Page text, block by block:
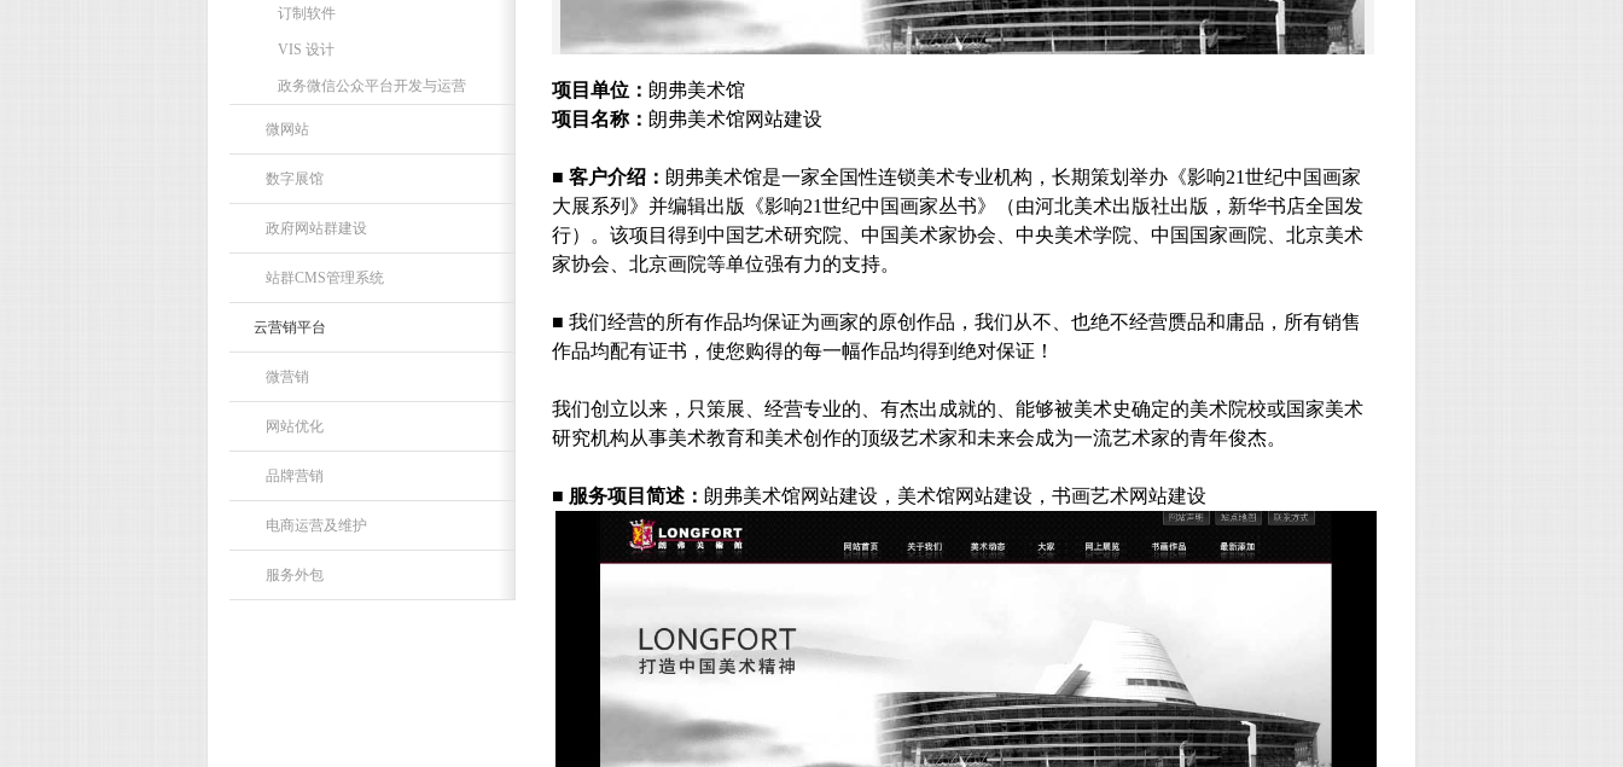
订制软件
VIS 设计
政务微信公众平台开发与运营
微网站
数字展馆
政府网站群建设
站群CMS管理系统
云营销平台
微营销
网站优化
品牌营销
电商运营及维护
服务外包
项目单位： 朗弗美术馆
项目名称： 朗弗美术馆网站建设
■ 客户介绍： 朗弗美术馆是一家全国性连锁美术专业机构，长期策划举办《影响21世纪中国画家
大展系列》并编辑出版《影响21世纪中国画家丛书》（由河北美术出版社出版，新华书店全国发
行）。该项目得到中国艺术研究院、中国美术家协会、中央美术学院、中国国家画院、北京美术
家协会、北京画院等单位强有力的支持。
■ 我们经营的所有作品均保证为画家的原创作品，我们从不、也绝不经营赝品和庸品，所有销售
作品均配有证书，使您购得的每一幅作品均得到绝对保证！
我们创立以来，只策展、经营专业的、有杰出成就的、能够被美术史确定的美术院校或国家美术
研究机构从事美术教育和美术创作的顶级艺术家和未来会成为一流艺术家的青年俊杰。
■ 服务项目简述： 朗弗美术馆网站建设，美术馆网站建设，书画艺术网站建设